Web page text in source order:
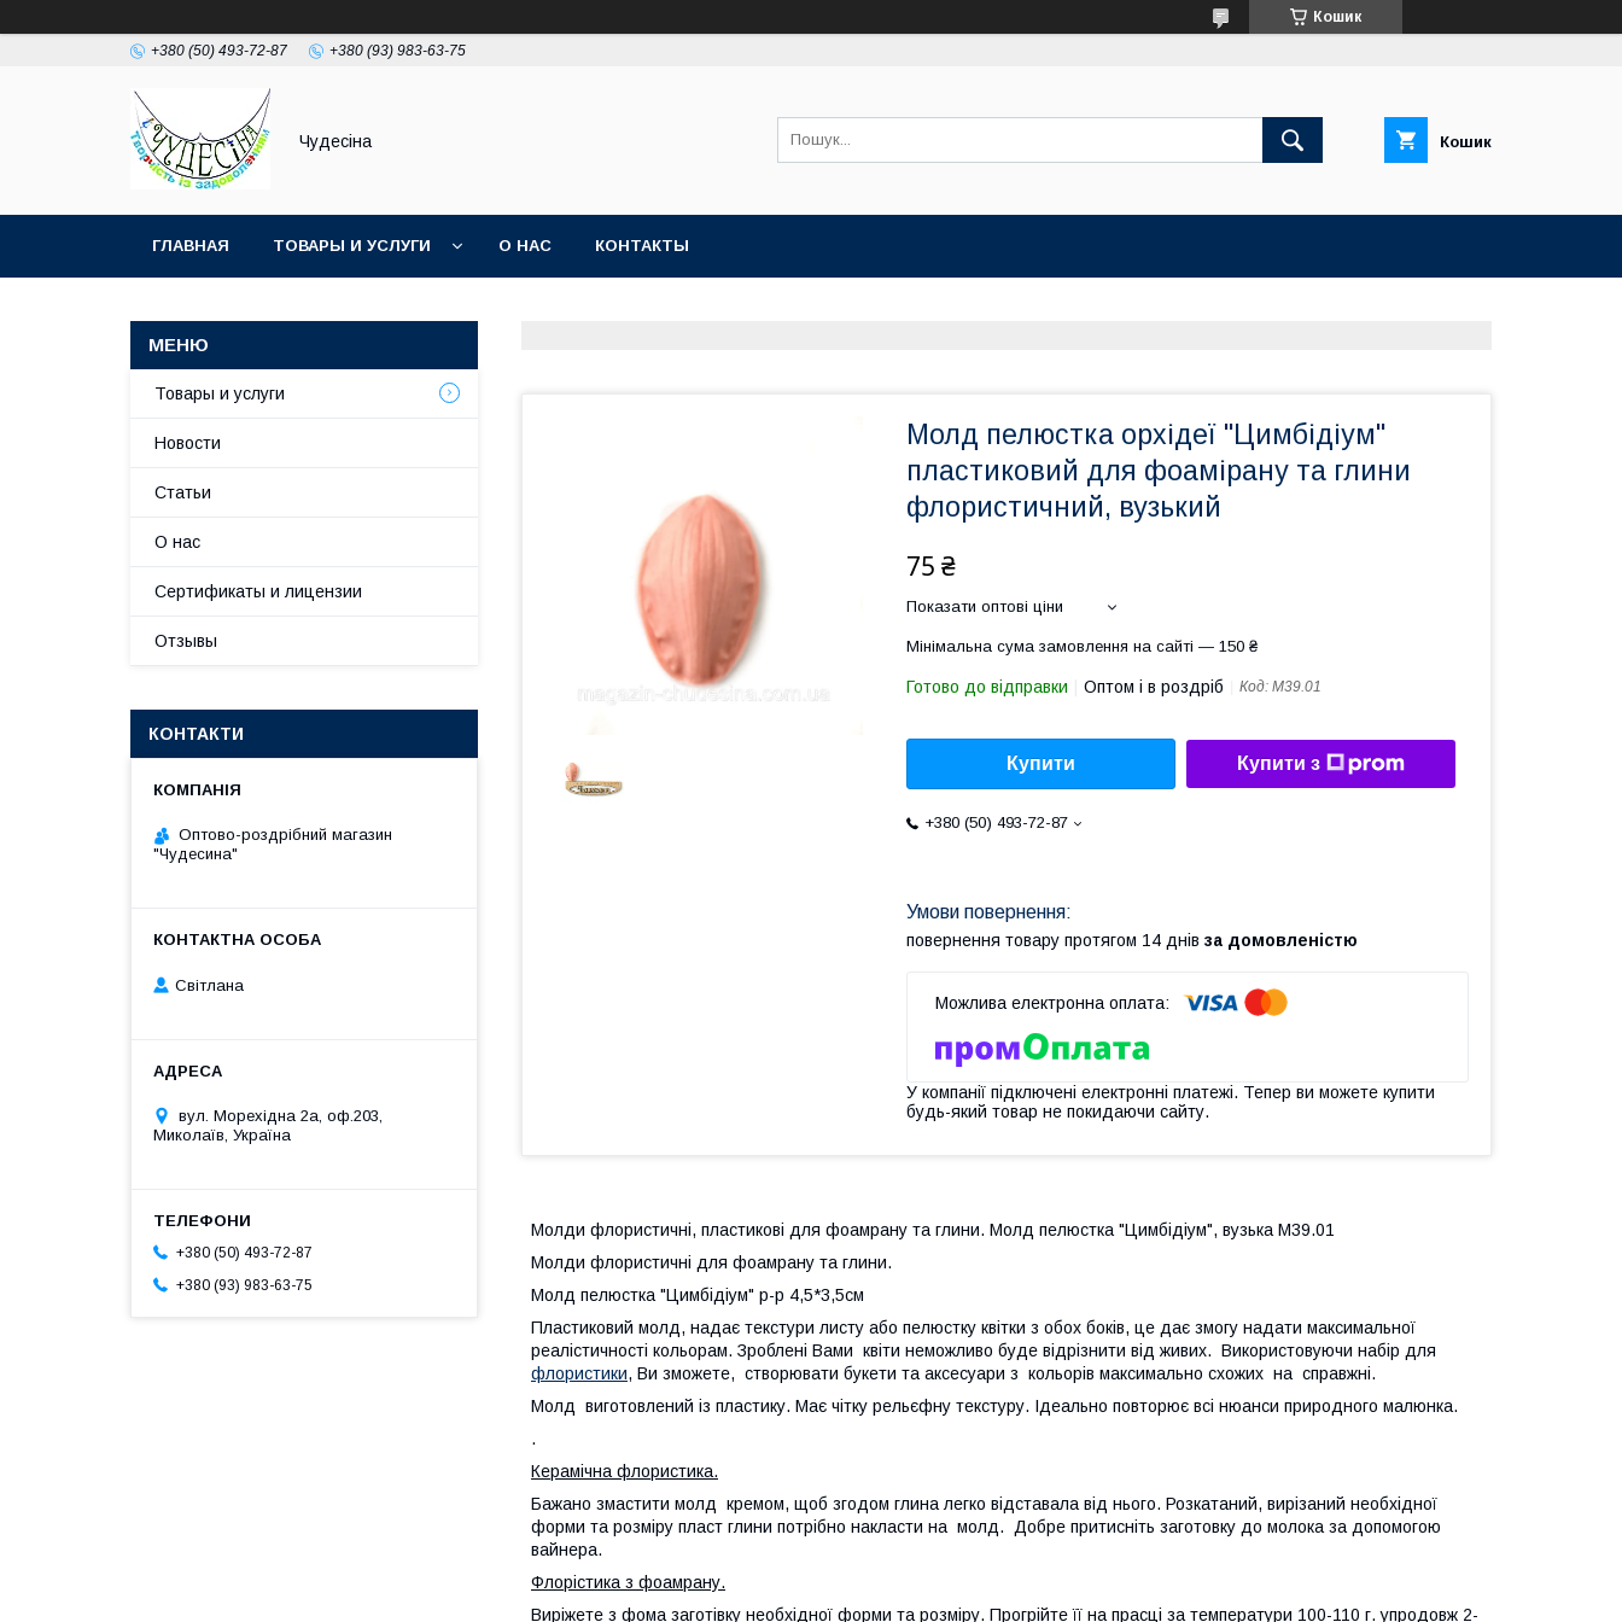
Кошик
+380 (50) 493-72-87 +380 (93) 983-63-75
Чудесіна Кошик
ГЛАВНАЯ ТОВАРЫ И УСЛУГИ О НАС КОНТАКТЫ
Молд пелюстка орхідеї "Цимбідіум"
пластиковий для фоамірану та глини
флористичний, вузький
75 ₴
Показати оптові ціни
Мінімальна сума замовлення на сайті — 150 ₴
Готово до відправки Оптом і в роздріб Код: М39.01
Купити Купити з
+380 (50) 493-72-87
повернення товару протягом 14 днів за домовленістю
У компанії підключені електронні платежі. Тепер ви можете купити
будь-який товар не покидаючи сайту.
Молди флористичні, пластикові для фоамрану та глини. Молд пелюстка "Цимбідіум", вузька М39.01
Молди флористичні для фоамрану та глини.
Молд пелюстка "Цимбідіум" р-р 4,5*3,5см
Пластиковий молд, надає текстури листу або пелюстку квітки з обох боків, це дає змогу надати максимальної
реалістичності кольорам. Зроблені Вами квіти неможливо буде відрізнити від живих. Використовуючи набір для
флористики, Ви зможете, створювати букети та аксесуари з кольорів максимально схожих на справжні.
Молд виготовлений із пластику. Має чітку рельєфну текстуру. Ідеально повторює всі нюанси природного малюнка.
.
Керамічна флористика.
Бажано змастити молд кремом, щоб згодом глина легко відставала від нього. Розкатаний, вирізаний необхідної
форми та розміру пласт глини потрібно накласти на молд. Добре притисніть заготовку до молока за допомогою
вайнера.
Флорістика з фоамрану.
Виріжете з фома заготівку необхідної форми та розміру. Прогрійте її на прасці за температури 100-110 г. упродовж 2-
Товары и услуги
Новости
Статьи
О нас
Сертификаты и лицензии
Отзывы
КОНТАКТИ
Оптово-роздрібний магазин
"Чудесина"
Світлана
вул. Морехідна 2а, оф.203,
Миколаїв, Україна
+380 (50) 493-72-87
+380 (93) 983-63-75